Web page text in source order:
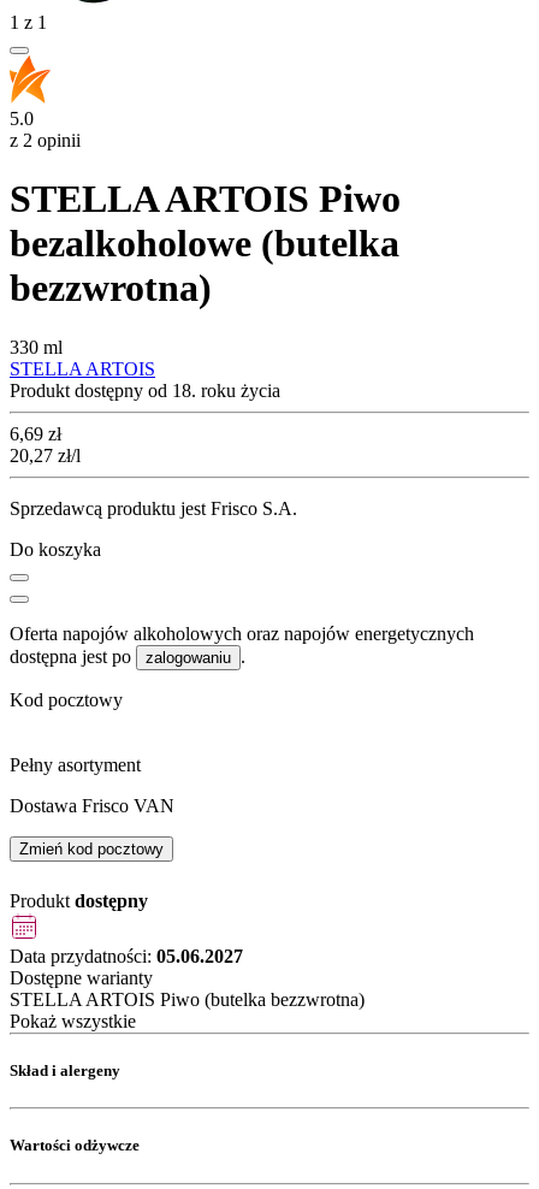
1 z 1
5.0
z 2 opinii
STELLA ARTOIS Piwo
bezalkoholowe (butelka
bezzwrotna)
330 ml
STELLA ARTOIS
Produkt dostępny od 18. roku życia
Cena
6,69 zł
20,27 zł/l
Sprzedawcą produktu jest Frisco S.A.
Do koszyka
Oferta napojów alkoholowych oraz napojów energetycznych
dostępna jest po
zalogowaniu .
Kod pocztowy
Pełny asortyment
Dostawa Frisco VAN
Zmień kod pocztowy
Produkt dostępny
Data przydatności: 05.06.2027
Dostępne warianty
STELLA ARTOIS Piwo (butelka bezzwrotna)
Pokaż wszystkie
Skład i alergeny
Wartości odżywcze